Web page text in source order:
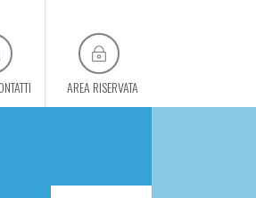
AREA RISERVATA